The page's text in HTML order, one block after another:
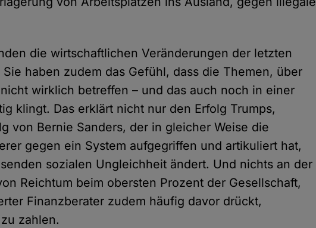
die wirtschaftlichen Veränderungen der letzten
haben zudem das Gefühl, dass die Themen, über
wirklich betreffen – und das auch noch in einer
klingt. Das erklärt nicht nur den Erfolg Trumps,
von Bernie Sanders, der in gleicher Weise die
gegen ein System aufgegriffen und artikuliert hat,
sozialen Ungleichheit ändert. Und nichts an der
Reichtum beim obersten Prozent der Gesellschaft,
Finanzberater zudem häufig davor drückt,
zahlen.